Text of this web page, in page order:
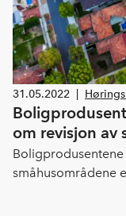
31.05.2022
om revisjon av
småhusområdene